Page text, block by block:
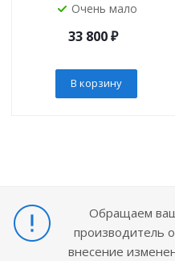
Очень мало
33 800₽
В корзину
Обращаем
производитель
внесение